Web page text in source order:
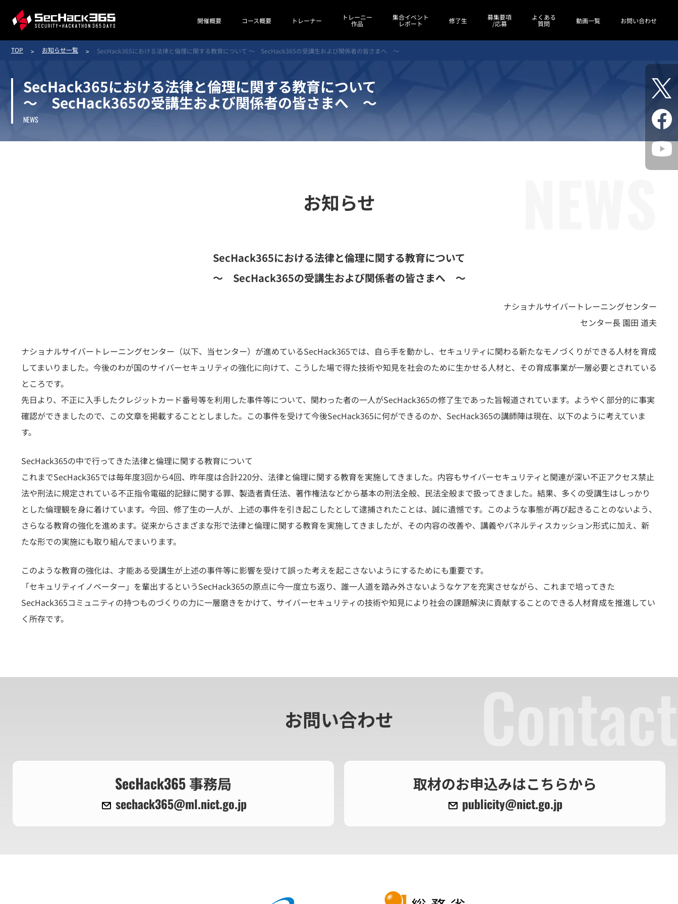
開催概要 コース概要 トレーナー トレーニー
作品
集合イベント
レポート 修了生 募集要項
/応募
よくある
質問 動画一覧 お問い合わせ
TOP お知らせ一覧 SecHack365における法律と倫理に関する教育について ～ SecHack365の受講生および関係者の皆さまへ ～
SecHack365における法律と倫理に関する教育について
～ SecHack365の受講生および関係者の皆さまへ ～
NEWS
お知らせ
SecHack365における法律と倫理に関する教育について
～ SecHack365の受講生および関係者の皆さまへ ～
ナショナルサイバートレーニングセンター
センター長 園田 道夫
ナショナルサイバートレーニングセンター（以下、当センター）が進めているSecHack365では、自ら手を動かし、セキュリティに関わる新たなモノづくりができる人材を育成
してまいりました。今後のわが国のサイバーセキュリティの強化に向けて、こうした場で得た技術や知見を社会のために生かせる人材と、その育成事業が一層必要とされている
ところです。
先日より、不正に入手したクレジットカード番号等を利用した事件等について、関わった者の一人がSecHack365の修了生であった旨報道されています。ようやく部分的に事実
確認ができましたので、この文章を掲載することとしました。この事件を受けて今後SecHack365に何ができるのか、SecHack365の講師陣は現在、以下のように考えていま
す。
SecHack365の中で行ってきた法律と倫理に関する教育について
これまでSecHack365では毎年度3回から4回、昨年度は合計220分、法律と倫理に関する教育を実施してきました。内容もサイバーセキュリティと関連が深い不正アクセス禁止
法や刑法に規定されている不正指令電磁的記録に関する罪、製造者責任法、著作権法などから基本の刑法全般、民法全般まで扱ってきました。結果、多くの受講生はしっかり
とした倫理観を身に着けています。今回、修了生の一人が、上述の事件を引き起こしたとして逮捕されたことは、誠に遺憾です。このような事態が再び起きることのないよう、
さらなる教育の強化を進めます。従来からさまざまな形で法律と倫理に関する教育を実施してきましたが、その内容の改善や、講義やパネルティスカッション形式に加え、新
たな形での実施にも取り組んでまいります。
このような教育の強化は、才能ある受講生が上述の事件等に影響を受けて誤った考えを起こさないようにするためにも重要です。
「セキュリティイノベーター」を輩出するというSecHack365の原点に今一度立ち返り、誰一人道を踏み外さないようなケアを充実させながら、これまで培ってきた
SecHack365コミュニティの持つものづくりの力に一層磨きをかけて、サイバーセキュリティの技術や知見により社会の課題解決に貢献することのできる人材育成を推進してい
く所存です。
お問い合わせ Contact
SecHack365 事務局
sechack365@ml.nict.go.jp
取材のお申込みはこちらから
publicity@nict.go.jp